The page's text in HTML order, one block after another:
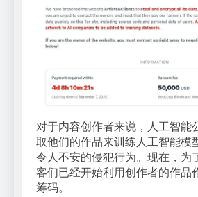
对于内容创作者来说，人工智能
取他们的作品来训练人工智能模
令人不安的侵犯行为。现在，为
客们已经开始利用创作者的作品
筹码。